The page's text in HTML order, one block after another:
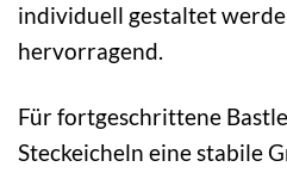
individuell gestaltet
hervorragend.
Für fortgeschrittene
Steckeicheln eine stabile